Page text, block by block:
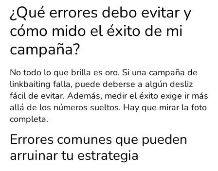
¿Qué errores debo evitar y
cómo mido el éxito de mi
campaña?
No todo lo que brilla es oro. Si una campaña de
linkbaiting falla, puede deberse a algún desliz
fácil de evitar. Además, medir el éxito exige ir más
allá de los números sueltos. Hay que mirar la foto
completa.
Errores comunes que pueden
arruinar tu estrategia